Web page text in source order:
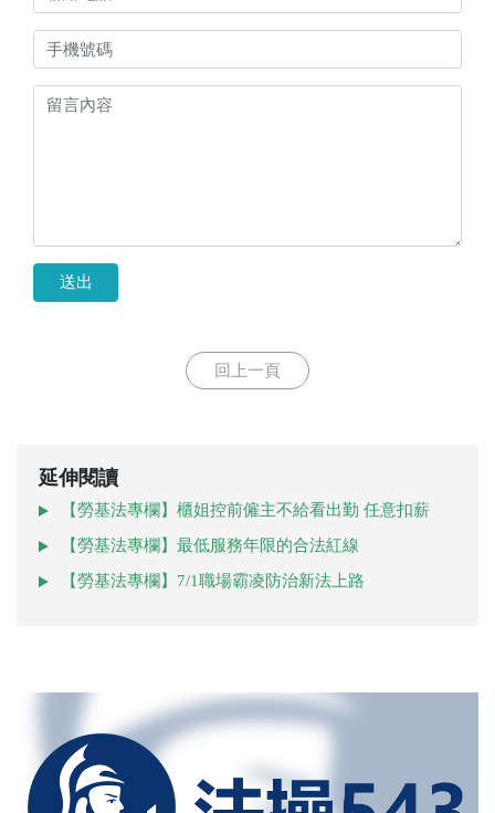
送出
回上一頁
延伸閱讀
【勞基法專欄】櫃姐控前僱主不給看出勤 任意扣薪
【勞基法專欄】最低服務年限的合法紅線
【勞基法專欄】7/1職場霸凌防治新法上路